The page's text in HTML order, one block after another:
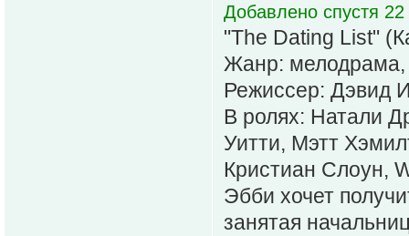
Добавлено спустя
"The Dating List"
Жанр: мелодрама,
Режиссер: Дэвид
В ролях: Натали
Уитти, Мэтт
Кристиан Слоун,
Эбби хочет
занятая